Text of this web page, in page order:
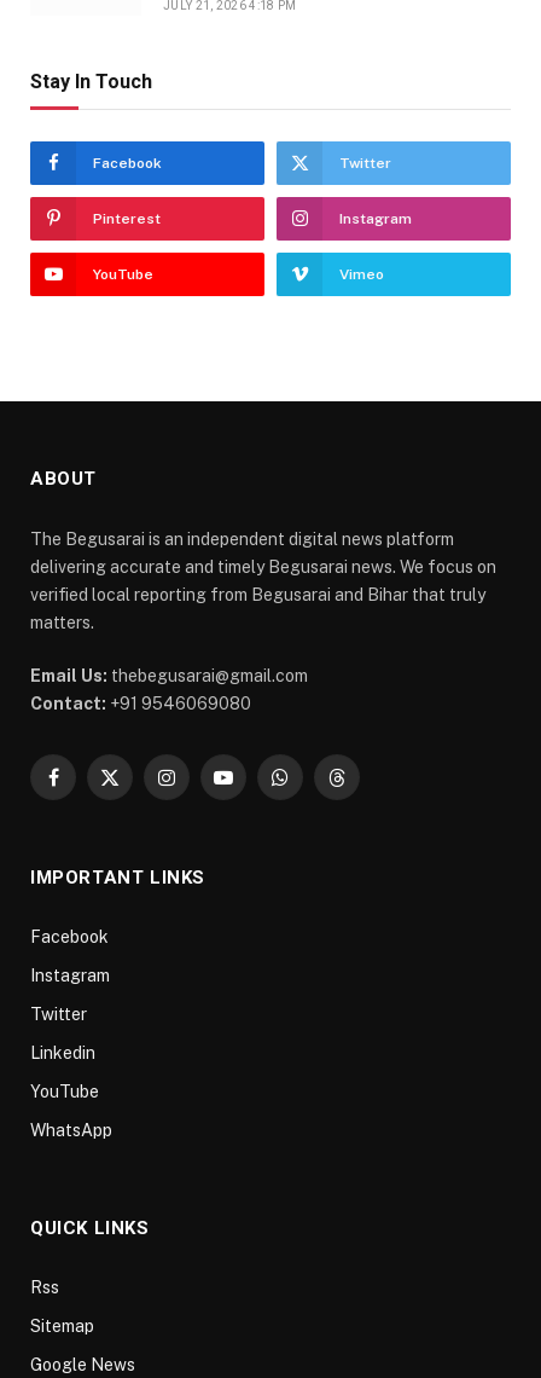
JULY 21, 2026 4:18 PM
Stay In Touch
Facebook Twitter
Pinterest Instagram
YouTube Vimeo
ABOUT
The Begusarai is an independent digital news platform
delivering accurate and timely Begusarai news. We focus on
verified local reporting from Begusarai and Bihar that truly
matters.
Email Us: thebegusarai@gmail.com
Contact: +91 9546069080
Facebook
X
InstagramYouTubeWhatsAppThreads
IMPORTANT LINKS
Facebook
Instagram
Twitter
Linkedin
YouTube
WhatsApp
QUICK LINKS
Rss
Sitemap
Google News